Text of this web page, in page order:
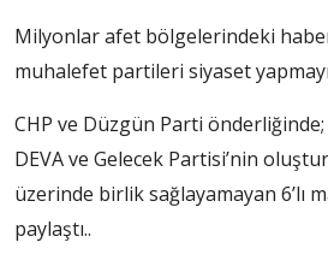
Milyonlar afet bölgelerindeki
muhalefet partileri siyaset
CHP ve Düzgün Parti
DEVA ve Gelecek Partisi’nin
üzerinde birlik sağlayamayan 6’lı
paylaştı..